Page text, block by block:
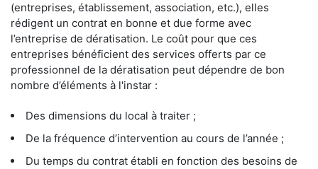
(entreprises, établissement, association, etc.), elles
rédigent un contrat en bonne et due forme avec
l’entreprise de dératisation. Le coût pour que ces
entreprises bénéficient des services offerts par ce
professionnel de la dératisation peut dépendre de bon
nombre d’éléments à l'instar :
Des dimensions du local à traiter ;
De la fréquence d’intervention au cours de l’année ;
Du temps du contrat établi en fonction des besoins de